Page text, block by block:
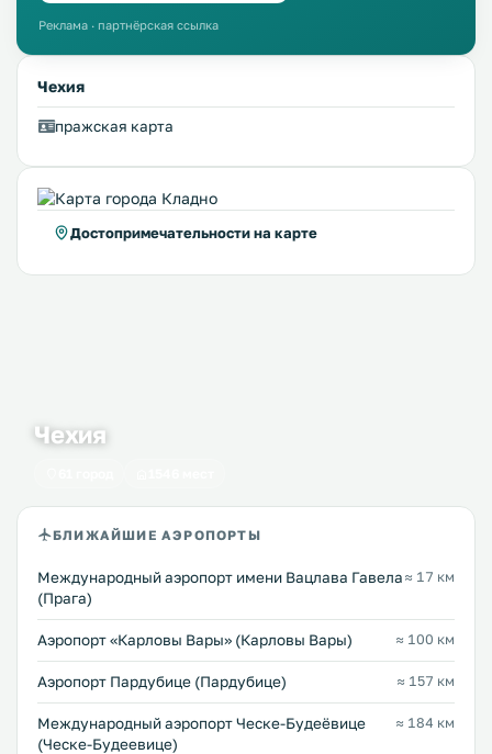
Реклама · партнёрская ссылка
Чехия
пражская карта
Достопримечательности на карте
Чехия
БЛИЖАЙШИЕ АЭРОПОРТЫ
Международный аэропорт имени Вацлава Гавела
(Прага)
≈ 17 км
Аэропорт «Карловы Вары» (Карловы Вары) ≈ 100 км
Аэропорт Пардубице (Пардубице) ≈ 157 км
Международный аэропорт Ческе-Будеёвице
(Ческе-Будеевице)
≈ 184 км